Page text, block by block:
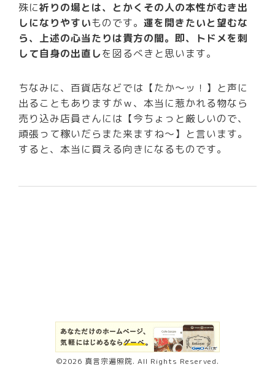
殊に祈りの場とは、とかくその人の本性がむき出
しになりやすいものです。運を開きたいと望むな
ら、上述の心当たりは貴方の闇。即、トドメを刺
して自身の出直しを図るべきと思います。
ちなみに、百貨店などでは【たか～ッ！】と声に
出ることもありますがｗ、本当に惹かれる物なら
売り込み店員さんには【今ちょっと厳しいので、
頑張って稼いだらまた来ますね～】と言います。
すると、本当に買える向きになるものです。
©2026 真言宗遍照院. All Rights Reserved.